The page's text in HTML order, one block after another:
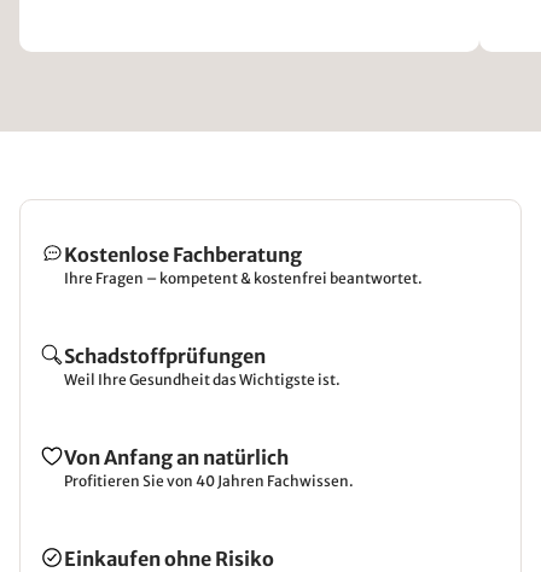
Kostenlose Fachberatung
Ihre Fragen – kompetent & kostenfrei beantwortet.
Schadstoffprüfungen
Weil Ihre Gesundheit das Wichtigste ist.
Von Anfang an natürlich
Profitieren Sie von 40 Jahren Fachwissen.
Einkaufen ohne Risiko